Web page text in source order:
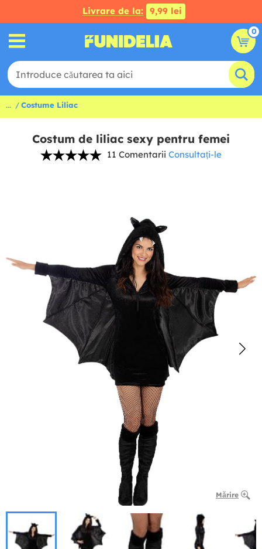
Livrare de la: 9,99 lei
0
... Costume Liliac
Costum de liliac sexy pentru femei
11 Comentarii Consultați-le
Mărire